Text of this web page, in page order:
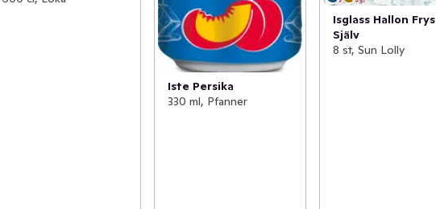
Iste Persika
330 ml, Pfanner
Isglass Hallon Frys
Själv
8 st, Sun Lolly